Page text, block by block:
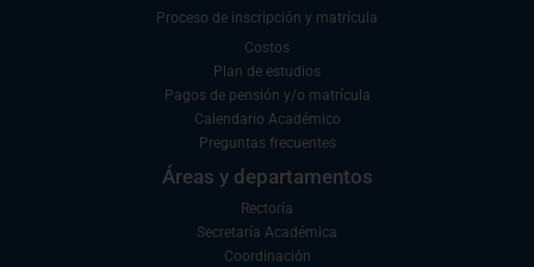
Proceso de inscripción y matrícula
Costos
Plan de estudios
Pagos de pensión y/o matrícula
Calendario Académico
Preguntas frecuentes
Áreas y departamentos
Rectoría
Secretaría Académica
Coordinación